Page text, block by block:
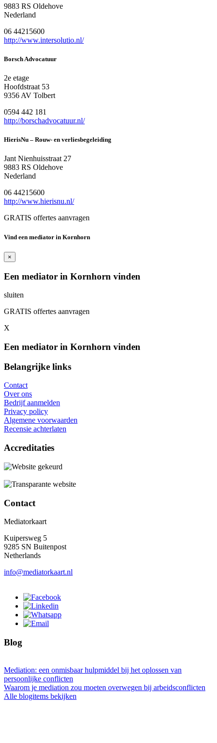
9883 RS Oldehove
Nederland
06 44215600
http://www.intersolutio.nl/
Borsch Advocatuur
2e etage
Hoofdstraat 53
9356 AV Tolbert
0594 442 181
http://borschadvocatuur.nl/
HierisNu – Rouw- en verliesbegeleiding
Jant Nienhuisstraat 27
9883 RS Oldehove
Nederland
06 44215600
http://www.hierisnu.nl/
GRATIS offertes aanvragen
Vind een mediator in Kornhorn
×
Een mediator in Kornhorn vinden
sluiten
GRATIS offertes aanvragen
X
Een mediator in Kornhorn vinden
Belangrijke links
Contact
Over ons
Bedrijf aanmelden
Privacy policy
Algemene voorwaarden
Recensie achterlaten
Accreditaties
Contact
Mediatorkaart
Kuipersweg 5
9285 SN Buitenpost
Netherlands
info@mediatorkaart.nl
Blog
Mediation: een onmisbaar hulpmiddel bij het oplossen van
persoonlijke conflicten
Waarom je mediation zou moeten overwegen bij arbeidsconflicten
Alle blogitems bekijken